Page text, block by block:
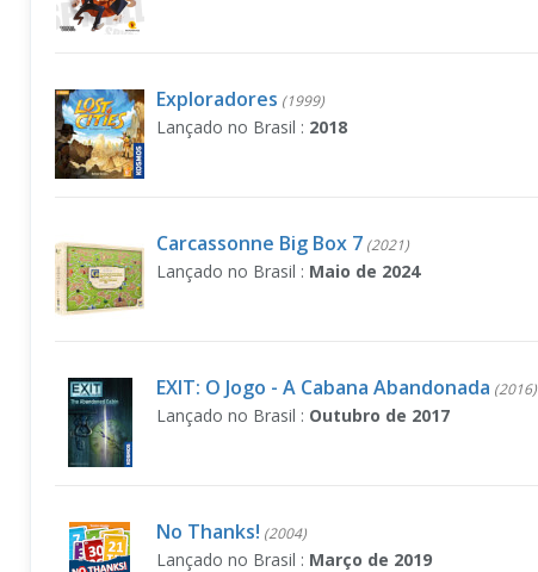
Exploradores (1999)
Lançado no Brasil : 2018
Carcassonne Big Box 7 (2021)
Lançado no Brasil : Maio de 2024
EXIT: O Jogo - A Cabana Abandonada (2016)
Lançado no Brasil : Outubro de 2017
No Thanks! (2004)
Lançado no Brasil : Março de 2019